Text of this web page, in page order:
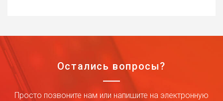
Остались вопросы?
Просто позвоните нам или напишите на электронную